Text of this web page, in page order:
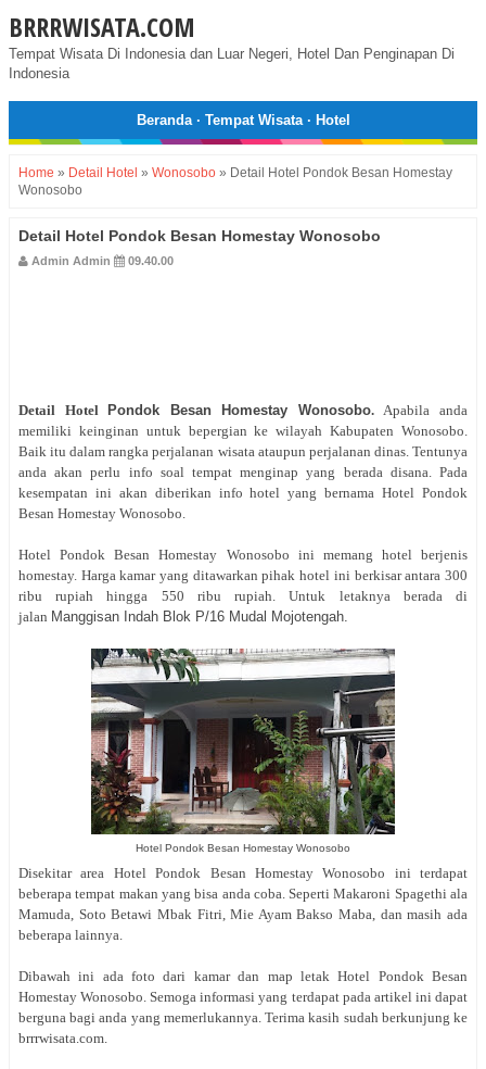
BRRRWISATA.COM
Tempat Wisata Di Indonesia dan Luar Negeri, Hotel Dan Penginapan Di
Indonesia
Beranda· Tempat Wisata· Hotel
Home » Detail Hotel » Wonosobo » Detail Hotel Pondok Besan Homestay
Wonosobo
Detail Hotel Pondok Besan Homestay Wonosobo
Admin Admin 09.40.00
Detail Hotel Pondok Besan Homestay Wonosobo.Apabila anda
memiliki keinginan untuk bepergian ke wilayah Kabupaten Wonosobo.
Baik itu dalam rangka perjalanan wisata ataupun perjalanan dinas. Tentunya
anda akan perlu info soal tempat menginap yang berada disana. Pada
kesempatan ini akan diberikan info hotel yang bernama Hotel Pondok
Besan Homestay Wonosobo.
Hotel Pondok Besan Homestay Wonosobo ini memang hotel berjenis
homestay. Harga kamar yang ditawarkan pihak hotel ini berkisar antara 300
ribu rupiah hingga 550 ribu rupiah. Untuk letaknya berada di
jalan Manggisan Indah Blok P/16 Mudal Mojotengah.
Hotel Pondok Besan Homestay Wonosobo
Disekitar area Hotel Pondok Besan Homestay Wonosobo ini terdapat
beberapa tempat makan yang bisa anda coba. Seperti Makaroni Spagethi ala
Mamuda, Soto Betawi Mbak Fitri, Mie Ayam Bakso Maba, dan masih ada
beberapa lainnya.
Dibawah ini ada foto dari kamar dan map letak Hotel Pondok Besan
Homestay Wonosobo. Semoga informasi yang terdapat pada artikel ini dapat
berguna bagi anda yang memerlukannya. Terima kasih sudah berkunjung ke
brrrwisata.com.